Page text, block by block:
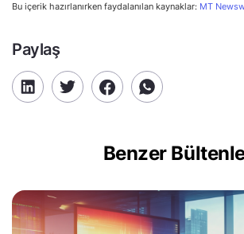
Bu içerik hazırlanırken faydalanılan kaynaklar: MT
Paylaş
Benzer